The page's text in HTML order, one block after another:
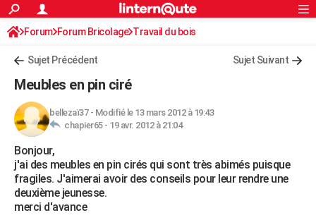
ACTUALITÉS
Politique
Société
Faits Divers
Education
Monde
Villes
+
FINANCE
Retraite
Impôts
Epargne
Immobilier
Risques naturels par ville
Banque
Assurance
Crédit
AUTO
Essais
Réserver un essai
Citadines
Berlines
SUV
Forum auto
+HIGH-TECH
Mobiles
Meilleur smartphone
Internet
Ordinateurs
Jeux vidéo
Guide high-tech
+BRICOLAGE
Forum
Aménagement intérieur
Extérieur
Cuisine
Salle de bains
Jardinage
Rangement
S'inscrire
Connexion
Forum Forum Bricolage Travail du bois
Sujet Précédent Sujet Suivant
Meubles en pin ciré
bellezaï37- Modifié le 13 mars 2012 à 19:43
chapier65 - 19 avr. 2012 à 21:04
Bonjour,
j'ai des meubles en pin cirés qui sont très abimés puisque
fragiles. J'aimerai avoir des conseils pour leur rendre une
deuxième jeunesse.
merci d'avance